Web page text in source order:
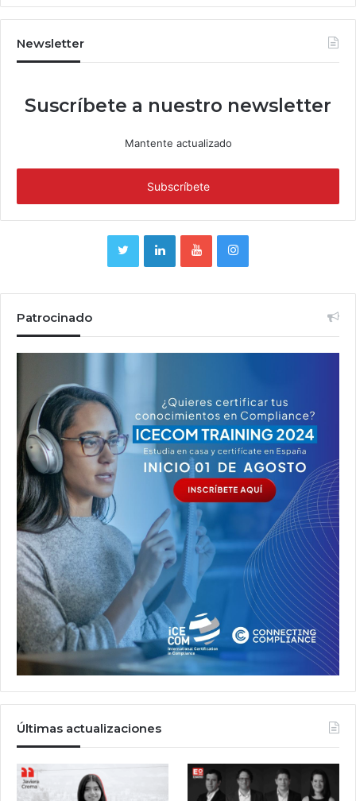
Newsletter
Suscríbete a nuestro newsletter
Mantente actualizado
Patrocinado
Últimas actualizaciones